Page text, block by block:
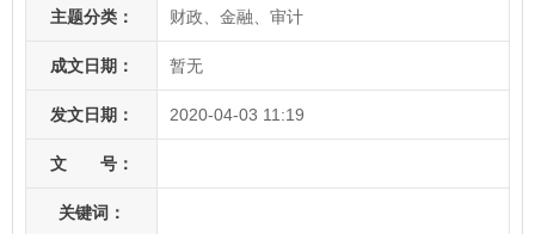
主题分类： 财政、金融、审计
成文日期： 暂无
发文日期： 2020-04-03 11:19
文 号：
关键词：